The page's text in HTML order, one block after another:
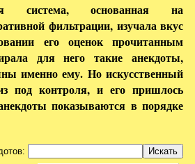
система, основанная на
фильтрации, изучала вкус
его оценок прочитанным
для него такие анекдоты,
именно ему. Но искусственный
под контроля, и его пришлось
показываются в порядке